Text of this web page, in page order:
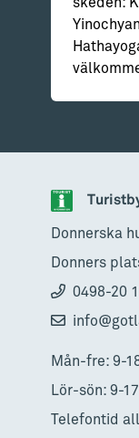
Donnerska
Donners
0498-20
Mån-fre: 9-
Lör-sön: 9-17
Telefontid